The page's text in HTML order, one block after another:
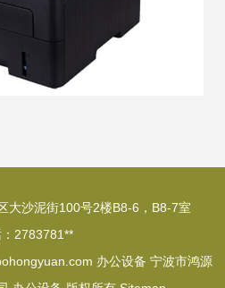
大沙泥街100号2楼B8-6，B8-7室
：2783781**
办公设备 宁波市鸿源